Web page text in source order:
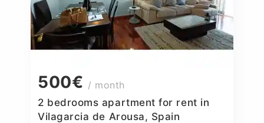
500€ / month
2 bedrooms apartment for rent in
Vilagarcia de Arousa, Spain